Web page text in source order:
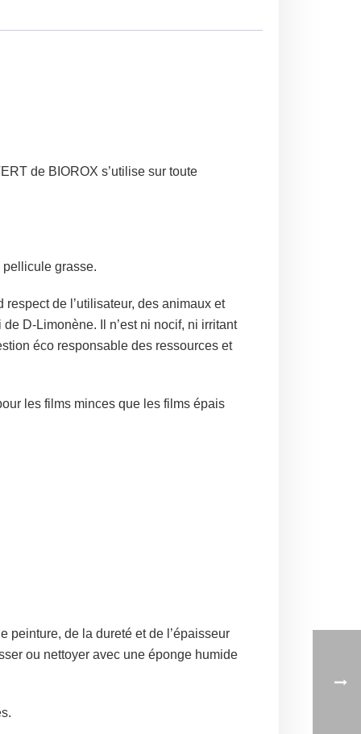
de BIOROX s’utilise sur toute
grasse.
de l’utilisateur, des animaux et
D-Limonène. Il n’est ni nocif, ni irritant
éco responsable des ressources et
les films minces que les films épais
peinture, de la dureté et de l’épaisseur
ou nettoyer avec une éponge humide